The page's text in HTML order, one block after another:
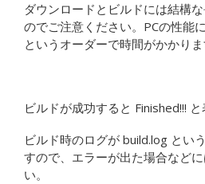
ダウンロードとビルドには結構
のでご注意ください。PCの性能
というオーダーで時間がかかりま
ビルドが成功すると Finished!!! と
ビルド時のログが build.log とい
すので、エラーが出た場合など
い。